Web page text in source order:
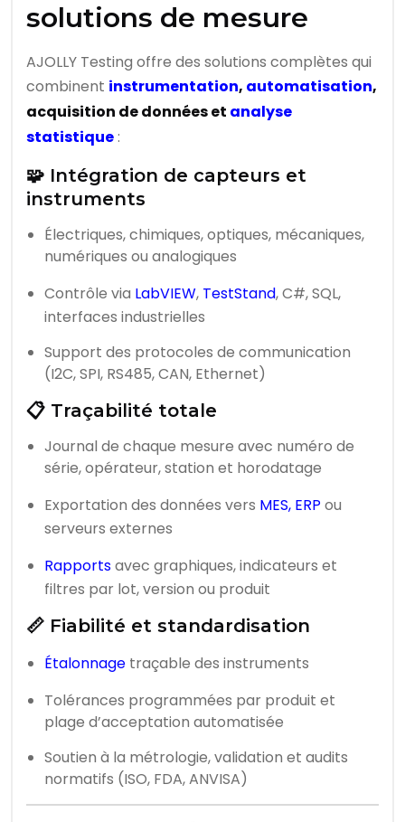
solutions de mesure
AJOLLY Testing offre des solutions complètes qui
combinent instrumentation, automatisation,
acquisition de données et analyse
statistique:
🧩 Intégration de capteurs et
instruments
Électriques, chimiques, optiques, mécaniques,
numériques ou analogiques
Contrôle via LabVIEW, TestStand, C#, SQL,
interfaces industrielles
Support des protocoles de communication
(I2C, SPI, RS485, CAN, Ethernet)
📋 Traçabilité totale
Journal de chaque mesure avec numéro de
série, opérateur, station et horodatage
Exportation des données vers MES, ERP ou
serveurs externes
Rapportsavec graphiques, indicateurs et
filtres par lot, version ou produit
📏 Fiabilité et standardisation
Étalonnage traçable des instruments
Tolérances programmées par produit et
plage d’acceptation automatisée
Soutien à la métrologie, validation et audits
normatifs (ISO, FDA, ANVISA)